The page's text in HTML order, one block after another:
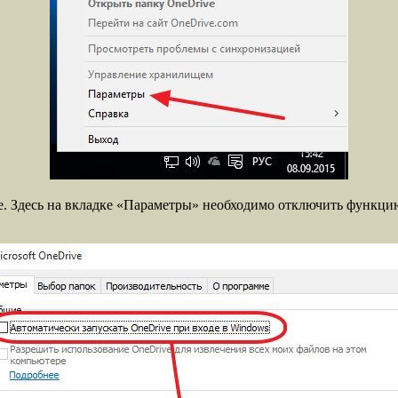
Здесь на вкладке «Параметры» необходимо отключить